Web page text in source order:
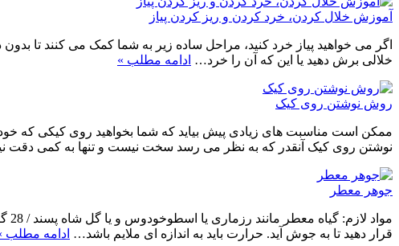
آموزش خلال کردن، خرد کردن و ریز کردن پیاز
اگر می خواهید پیاز خرد کنید، مراحل ساده زیر به شما کمک می کنند تا
خلالی برش دهید یا این که آن را خرد… ادامه مطلب »
روش نوشتن روی کیک
ممکن است مناسبت های زیادی پیش بیاید که شما بخواهید روی کیکی که
نوشتن روی کیک آنقدر که به نظر می رسد سخت نیست و تنها به کمی دقت
جوهر معطر
قرار دهید تا به جوش آید. حرارت باید به اندازه ای ملایم باشد… ادامه مطلب